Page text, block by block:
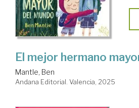
El mejor hermano
Mantle, Ben
Andana Editorial. Valencia, 2025